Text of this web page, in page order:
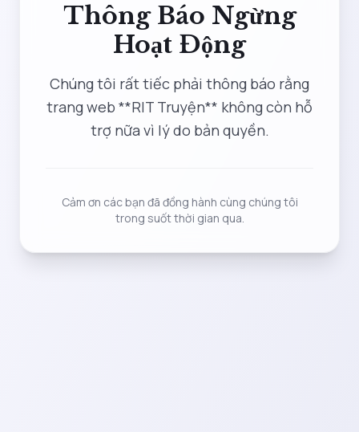
Thông Báo Ngừng
Hoạt Động
Chúng tôi rất tiếc phải thông báo rằng
trang web **RIT Truyện** không còn hỗ
trợ nữa vì lý do bản quyền.
Cảm ơn các bạn đã đồng hành cùng chúng tôi
trong suốt thời gian qua.